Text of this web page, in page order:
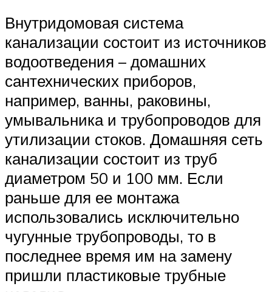
Внутридомовая система
канализации состоит из источников
водоотведения – домашних
сантехнических приборов,
например, ванны, раковины,
умывальника и трубопроводов для
утилизации стоков. Домашняя сеть
канализации состоит из труб
диаметром 50 и 100 мм. Если
раньше для ее монтажа
использовались исключительно
чугунные трубопроводы, то в
последнее время им на замену
пришли пластиковые трубные